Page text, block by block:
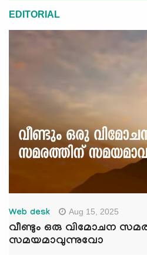
EDITORIAL
Web desk Aug 15, 2025
വീണ്ടും ഒരു വിമോചന
സമയമാവുന്നുവോ